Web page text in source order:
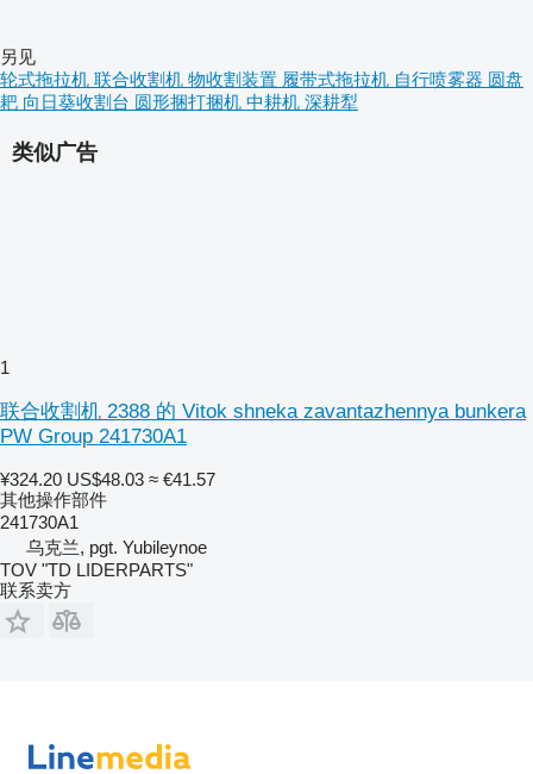
类似广告
1
联合收割机 2388 的 Vitok shneka zavantazhennya bunkera
PW Group 241730A1
¥324.20 US$48.03 ≈ €41.57
其他操作部件
241730A1
乌克兰, pgt. Yubileynoe
TOV "TD LIDERPARTS"
联系卖方
另见
轮式拖拉机 联合收割机 物收割装置 履带式拖拉机 自行喷雾器 圆盘
耙 向日葵收割台 圆形捆打捆机 中耕机 深耕犁